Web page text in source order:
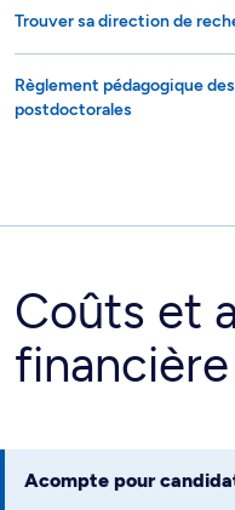
Trouver sa direction de
Règlement pédagogique
postdoctorales
Coûts et
financière
Acompte pour